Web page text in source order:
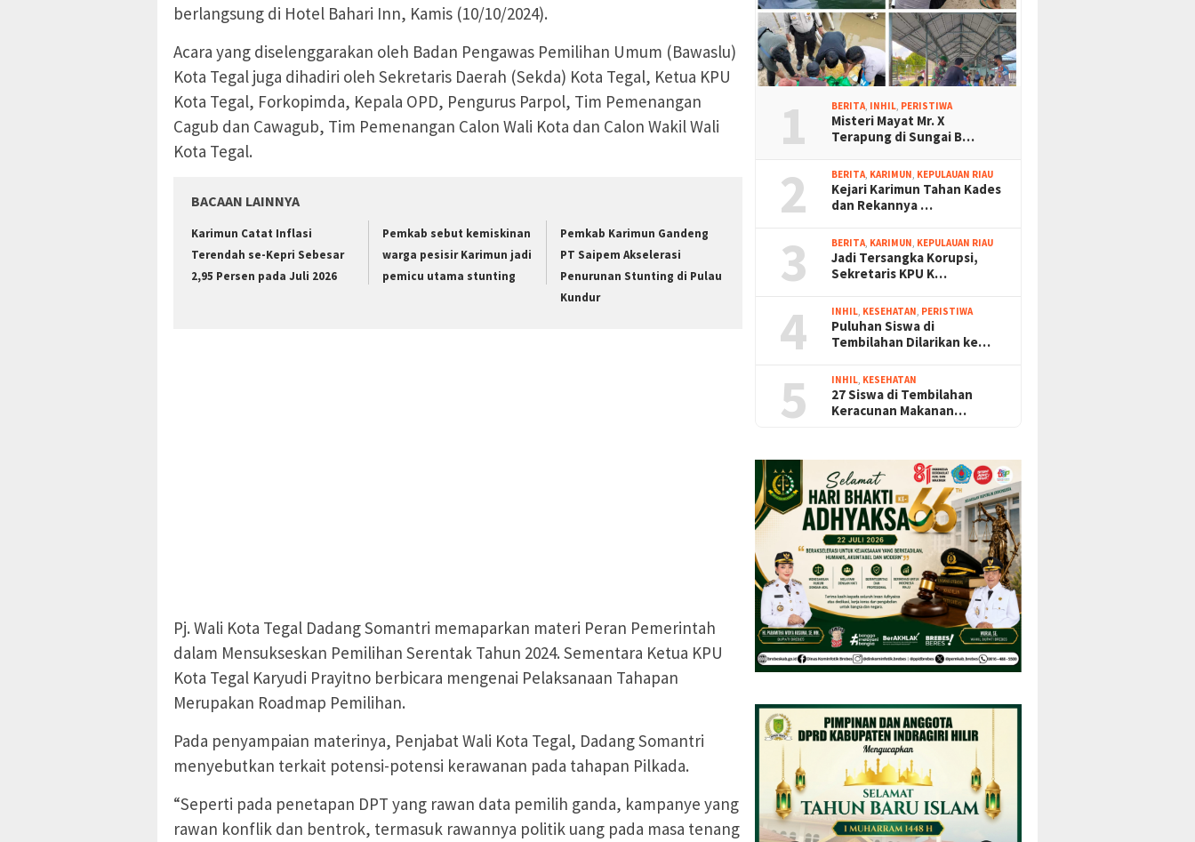
berlangsung di Hotel Bahari Inn, Kamis (10/10/2024).
Acara yang diselenggarakan oleh Badan Pengawas Pemilihan Umum (Bawaslu)
Kota Tegal juga dihadiri oleh Sekretaris Daerah (Sekda) Kota Tegal, Ketua KPU
Kota Tegal, Forkopimda, Kepala OPD, Pengurus Parpol, Tim Pemenangan
Cagub dan Cawagub, Tim Pemenangan Calon Wali Kota dan Calon Wakil Wali
Kota Tegal.
BACAAN LAINNYA
Karimun Catat Inflasi
Terendah se-Kepri Sebesar
2,95 Persen pada Juli 2026
Pemkab sebut kemiskinan
warga pesisir Karimun jadi
pemicu utama stunting
Pemkab Karimun Gandeng
PT Saipem Akselerasi
Penurunan Stunting di Pulau
Kundur
Pj. Wali Kota Tegal Dadang Somantri memaparkan materi Peran Pemerintah
dalam Mensukseskan Pemilihan Serentak Tahun 2024. Sementara Ketua KPU
Kota Tegal Karyudi Prayitno berbicara mengenai Pelaksanaan Tahapan
Merupakan Roadmap Pemilihan.
Pada penyampaian materinya, Penjabat Wali Kota Tegal, Dadang Somantri
menyebutkan terkait potensi-potensi kerawanan pada tahapan Pilkada.
“Seperti pada penetapan DPT yang rawan data pemilih ganda, kampanye yang
rawan konflik dan bentrok, termasuk rawannya politik uang pada masa tenang
1 BERITA INHIL PERISTIWA
Misteri Mayat Mr. X
Terapung di Sungai B…
2 BERITA KARIMUN KEPULAUAN RIAU
Kejari Karimun Tahan Kades
dan Rekannya …
3 BERITA KARIMUN KEPULAUAN RIAU
Jadi Tersangka Korupsi,
Sekretaris KPU K…
4 INHIL KESEHATAN PERISTIWA
Puluhan Siswa di
Tembilahan Dilarikan ke…
5 INHIL KESEHATAN
27 Siswa di Tembilahan
Keracunan Makanan…